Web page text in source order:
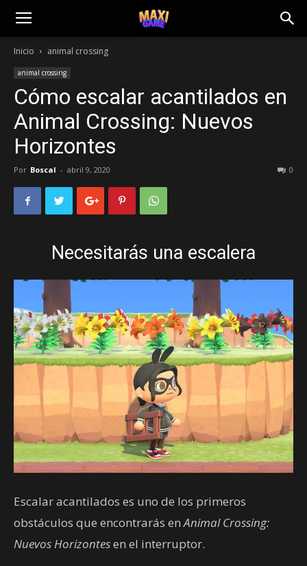
Inicio animal crossing
animal crossing
Cómo escalar acantilados en
Animal Crossing: Nuevos
Horizontes
Por Boscal - abril 9, 2020 0
Necesitarás una escalera
Escalar acantilados es uno de los primeros
obstáculos que encontrarás enAnimal Crossing:
Nuevos Horizontesen el interruptor.